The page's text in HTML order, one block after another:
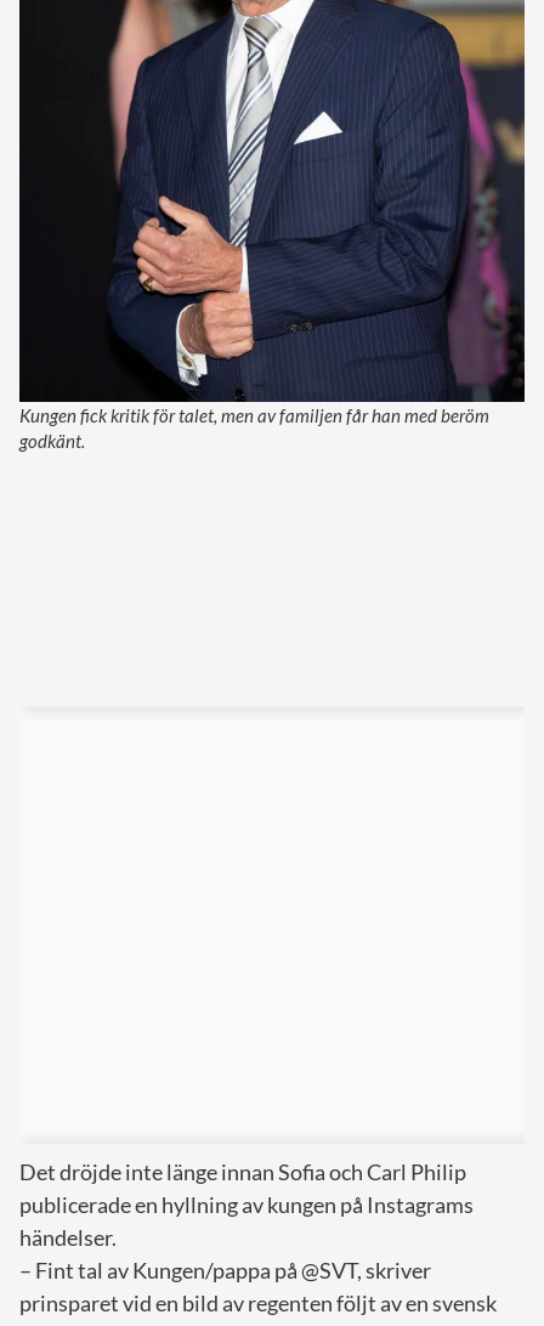
Kungen fick kritik för talet, men av familjen får han med beröm
godkänt.
Det dröjde inte länge innan Sofia och Carl Philip
publicerade en hyllning av kungen på Instagrams
händelser.
– Fint tal av Kungen/pappa på @SVT, skriver
prinsparet vid en bild av regenten följt av en svensk